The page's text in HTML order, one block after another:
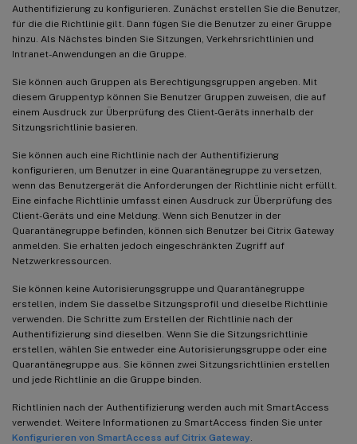
Authentifizierung zu konfigurieren. Zunächst erstellen Sie die Benutzer,
für die die Richtlinie gilt. Dann fügen Sie die Benutzer zu einer Gruppe
hinzu. Als Nächstes binden Sie Sitzungen, Verkehrsrichtlinien und
Intranet-Anwendungen an die Gruppe.
Sie können auch Gruppen als Berechtigungsgruppen angeben. Mit
diesem Gruppentyp können Sie Benutzer Gruppen zuweisen, die auf
einem Ausdruck zur Überprüfung des Client-Geräts innerhalb der
Sitzungsrichtlinie basieren.
Sie können auch eine Richtlinie nach der Authentifizierung
konfigurieren, um Benutzer in eine Quarantänegruppe zu versetzen,
wenn das Benutzergerät die Anforderungen der Richtlinie nicht erfüllt.
Eine einfache Richtlinie umfasst einen Ausdruck zur Überprüfung des
Client-Geräts und eine Meldung. Wenn sich Benutzer in der
Quarantänegruppe befinden, können sich Benutzer bei Citrix Gateway
anmelden. Sie erhalten jedoch eingeschränkten Zugriff auf
Netzwerkressourcen.
Sie können keine Autorisierungsgruppe und Quarantänegruppe
erstellen, indem Sie dasselbe Sitzungsprofil und dieselbe Richtlinie
verwenden. Die Schritte zum Erstellen der Richtlinie nach der
Authentifizierung sind dieselben. Wenn Sie die Sitzungsrichtlinie
erstellen, wählen Sie entweder eine Autorisierungsgruppe oder eine
Quarantänegruppe aus. Sie können zwei Sitzungsrichtlinien erstellen
und jede Richtlinie an die Gruppe binden.
Richtlinien nach der Authentifizierung werden auch mit SmartAccess
verwendet. Weitere Informationen zu SmartAccess finden Sie unter
Konfigurieren von SmartAccess auf Citrix Gateway